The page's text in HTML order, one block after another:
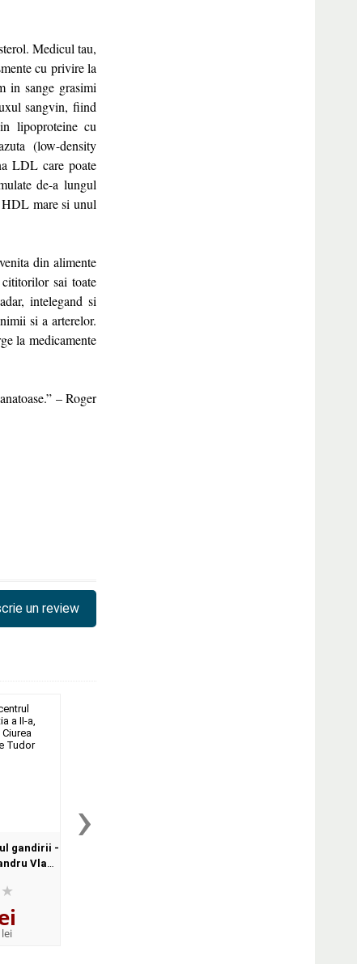
Medicul tau,
cu privire la
in sange grasimi
sangvin, fiind
lipoproteine cu
(low-density
LDL care poate
de-a lungul
mare si unul
din alimente
sai toate
intelegand si
si a arterelor.
la medicamente
– Roger
un review
gandirii -
Vlad
›